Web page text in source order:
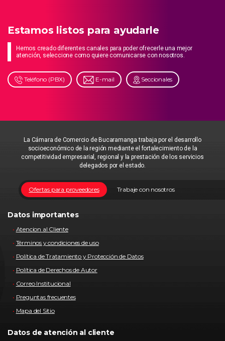
Estamos listos para ayudarle
Hemos creado diferentes canales para poder ofrecerle una mejor
atención, seleccione como quiere comunicarse con nosotros.
Teléfono (PBX) E-mail Seccionales
La Cámara de Comercio de Bucaramanga trabaja por el desarrollo
socioeconómico de la región mediante el fortalecimiento de la
competitividad empresarial, regional y la prestación de los servicios
delegados por el estado.
Trabaje con nosotros
Ofertas para proveedores
Datos importantes
Atencion al Cliente
Términos y condiciones de uso
Política de Tratamiento y Protección de Datos
Política de Derechos de Autor
Correo Institucional
Preguntas frecuentes
Mapa del Sitio
Datos de atención al cliente